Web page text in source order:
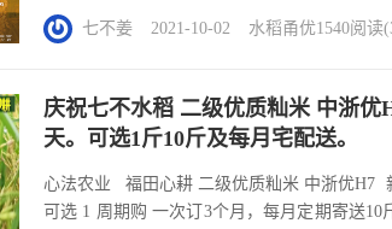
测亩均产量能有七百多公斤。”她告诉记者，
营，亩均效益能比普通水稻高出约1300元。这
七不姜 2021-10-02 水稻 甬优1540阅读
庆祝七不水稻 二级优质籼米 中浙
天。可选1斤10斤及每月宅配送。
心法农业 福田心耕 二级优质籼米 中浙优H7
可选 1 周期购 一次订3个月，每月定期寄送10